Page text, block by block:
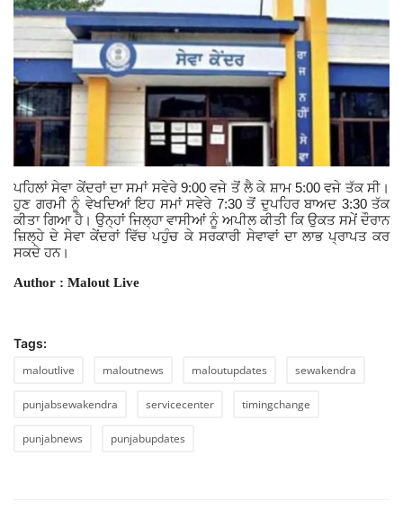
Punjab
Life & Style
Important
Contact Us
ਪਹਿਲਾਂ ਸੇਵਾ ਕੇਂਦਰਾਂ ਦਾ ਸਮਾਂ ਸਵੇਰੇ9:00 ਵਜੇ ਤੋਂ ਲੈ ਕੇ ਸ਼ਾਮ5:00 ਵਜੇ ਤੱਕ ਸੀ।
ਹੁਣ ਗਰਮੀ ਨੂੰ ਵੇਖਦਿਆਂ ਇਹ ਸਮਾਂ ਸਵੇਰੇ 7:30ਤੋਂ ਦੁਪਹਿਰ ਬਾਅਦ 3:30ਤੱਕ
ਕੀਤਾ ਗਿਆ ਹੈ। ਉਨ੍ਹਾਂ ਜਿਲ੍ਹਾ ਵਾਸੀਆਂ ਨੂੰ ਅਪੀਲ ਕੀਤੀ ਕਿ ਉਕਤ ਸਮੇਂ ਦੌਰਾਨ
ਜ਼ਿਲ੍ਹੇ ਦੇ ਸੇਵਾ ਕੇਂਦਰਾਂ ਵਿੱਚ ਪਹੁੰਚ ਕੇ ਸਰਕਾਰੀ ਸੇਵਾਵਾਂ ਦਾ ਲਾਭ ਪ੍ਰਾਪਤ ਕਰ
ਸਕਦੇ ਹਨ।
Author : Malout Live
Tags:
maloutlive
maloutnews maloutupdates sewakendra
punjabsewakendra servicecenter timingchange
punjabnews punjabupdates